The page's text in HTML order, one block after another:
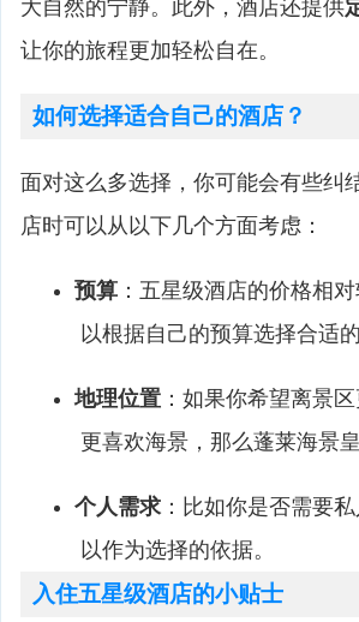
大自然的宁静。此外，酒店还提供
让你的旅程更加轻松自在。
如何选择适合自己的酒店？
面对这么多选择，你可能会有些纠
店时可以从以下几个方面考虑：
预算 ：五星级酒店的价格相
以根据自己的预算选择合适的
地理位置 ：如果你希望离景
更喜欢海景，那么蓬莱海景
个人需求 ：比如你是否需要
以作为选择的依据。
入住五星级酒店的小贴士